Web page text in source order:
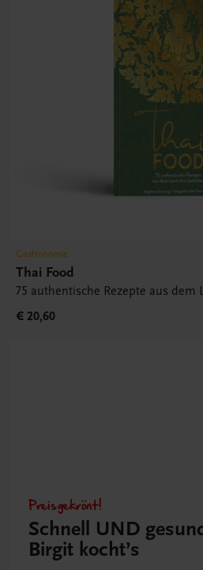
Gastronomie
Thai Food
75 authentische Rezepte aus dem
€ 20,60
Preisgekrönt!
Schnell UND
Birgit kocht’s